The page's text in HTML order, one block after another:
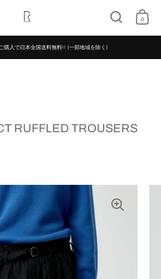
0
購入で日本全国送料無料!! (一部地域を除く)
RUFFLED TROUSERS